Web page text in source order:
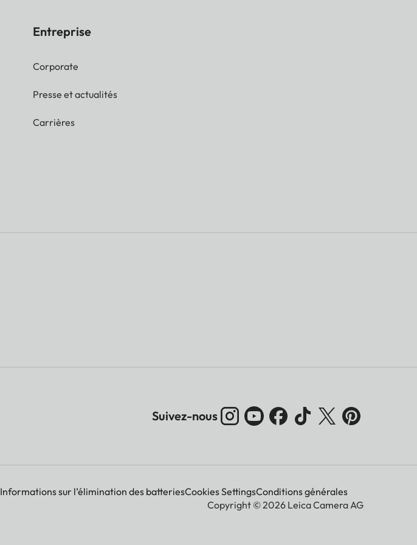
Entreprise
Corporate
Presse et actualités
Carrières
Suivez-nous
Informations sur l’élimination des batteriesCookies SettingsConditions générales
Copyright © 2026 Leica Camera AG